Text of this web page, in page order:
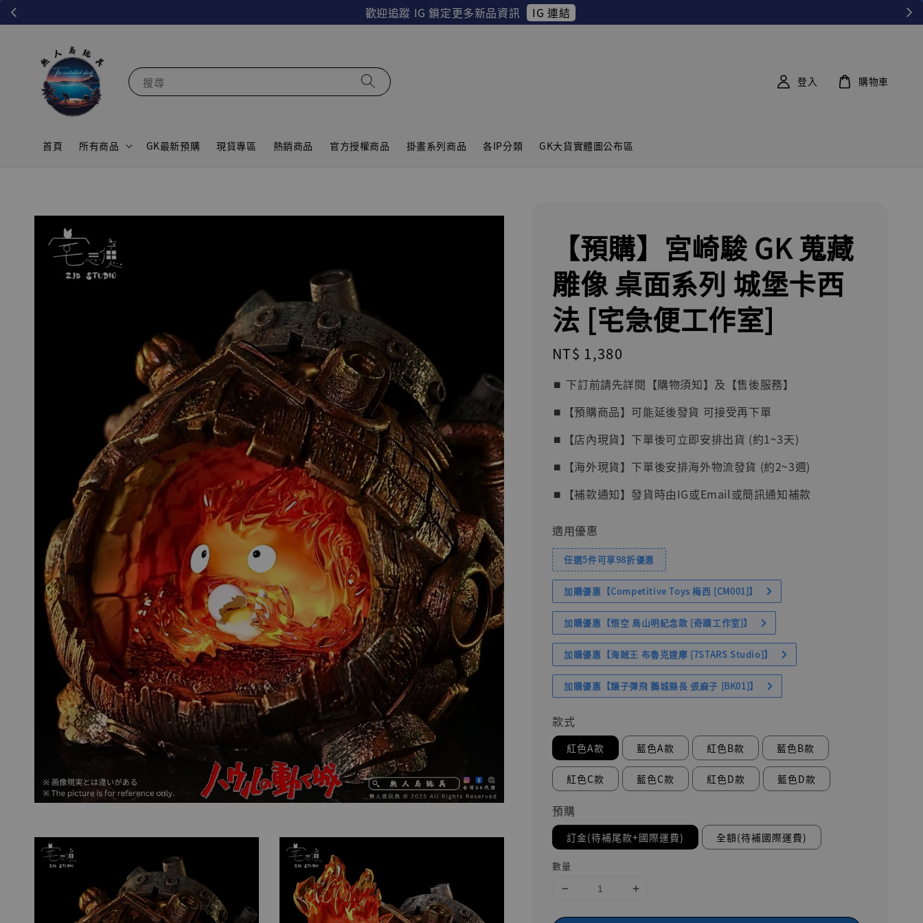
歡迎追蹤 IG 鎖定更多新品資訊 IG 連結
搜尋
首頁 所有商品 GK最新預購 現貨專區 熱銷商品 官方授權商品 掛畫系列商品 各IP分類 GK大貨實體圖公布區
登入 購物車
【預購】宮崎駿 GK 蒐藏
雕像 桌面系列 城堡卡西
法 [宅急便工作室]
Regular
price
NT$ 1,380
⏹︎ 下訂前請先詳閱【購物須知】及【售後服務】
⏹︎【預購商品】可能延後發貨 可接受再下單
⏹︎【店內現貨】下單後可立即安排出貨 (約1~3天)
⏹︎【海外現貨】下單後安排海外物流發貨 (約2~3週)
⏹︎【補款通知】發貨時由IG或Email或簡訊通知補款
適用優惠
任選5件可享98折優惠
加購優惠【Competitive Toys 梅西 [CM001]】
加購優惠【悟空 鳥山明紀念款 [奇蹟工作室]】
加購優惠【海賊王 布魯克達摩 [7STARS Studio]】
加購優惠【讓子彈飛 鵝城縣長 張麻子 [BK01]】
款式
紅色A款 藍色A款 紅色B款 藍色B款
紅色C款 藍色C款 紅色D款 藍色D款
預購
訂金(待補尾款+國際運費) 全額(待補國際運費)
數量